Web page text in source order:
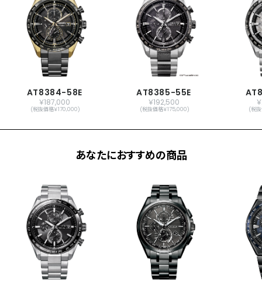
AT8384-58E
￥187,000
(税抜価格￥170,000)
AT8385-55E
￥192,500
(税抜価格￥175,000) (税
あなたにおすすめの商品